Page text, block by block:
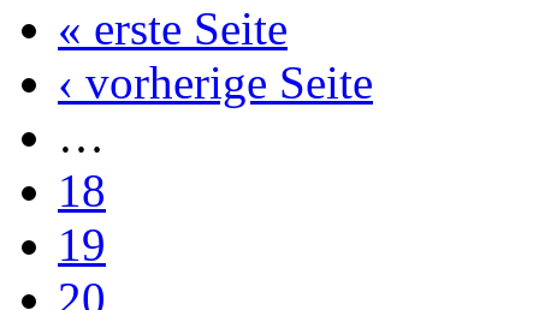
« erste Seite
‹ vorherige Seite
…
18
19
20